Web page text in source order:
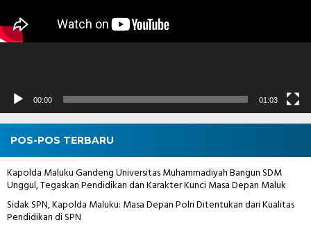
00:00 01:03
POS-POS TERBARU
Kapolda Maluku Gandeng Universitas Muhammadiyah Bangun SDM
Unggul, Tegaskan Pendidikan dan Karakter Kunci Masa Depan Maluk
Sidak SPN, Kapolda Maluku: Masa Depan Polri Ditentukan dari Kualitas
Pendidikan di SPN